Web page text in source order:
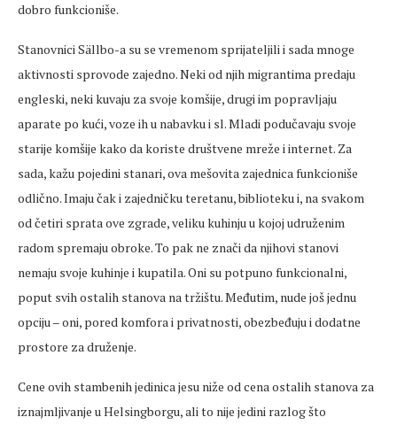
dobro funkcioniše.
Stanovnici Sällbo-a su se vremenom sprijateljili i sada mnoge
aktivnosti sprovode zajedno. Neki od njih migrantima predaju
engleski, neki kuvaju za svoje komšije, drugi im popravljaju
aparate po kući, voze ih u nabavku i sl. Mladi podučavaju svoje
starije komšije kako da koriste društvene mreže i internet. Za
sada, kažu pojedini stanari, ova mešovita zajednica funkcioniše
odlično. Imaju čak i zajedničku teretanu, biblioteku i, na svakom
od četiri sprata ove zgrade, veliku kuhinju u kojoj udruženim
radom spremaju obroke. To pak ne znači da njihovi stanovi
nemaju svoje kuhinje i kupatila. Oni su potpuno funkcionalni,
poput svih ostalih stanova na tržištu. Međutim, nude još jednu
opciju – oni, pored komfora i privatnosti, obezbeđuju i dodatne
prostore za druženje.
Cene ovih stambenih jedinica jesu niže od cena ostalih stanova za
iznajmljivanje u Helsingborgu, ali to nije jedini razlog što